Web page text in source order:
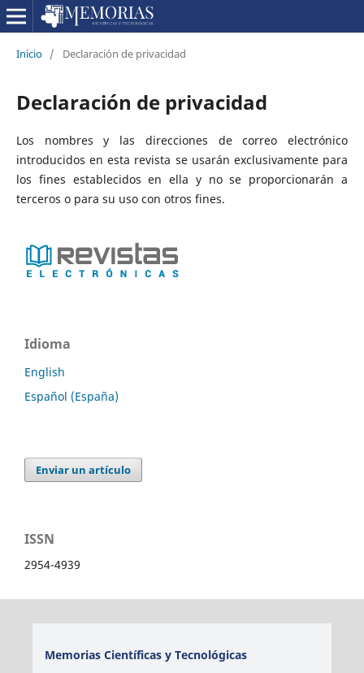
Inicio / Declaración de privacidad
Declaración de privacidad
Los nombres y las direcciones de correo electrónico
introducidos en esta revista se usarán exclusivamente para
los fines establecidos en ella y no se proporcionarán a
terceros o para su uso con otros fines.
Idioma
English
Español (España)
Enviar un artículo
ISSN
2954-4939
Memorias Científicas y Tecnológicas